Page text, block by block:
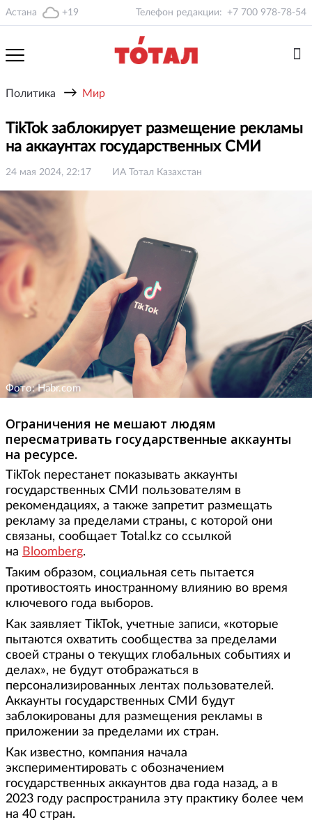
Астана +19 Телефон редакции: +7 700 978-78-54
Политика → Мир
TikTok заблокирует размещение рекламы
на аккаунтах государственных СМИ
24 мая 2024, 22:17 ИА Тотал Казахстан
Фото: Habr.com
Ограничения не мешают людям
пересматривать государственные аккаунты
на ресурсе.
TikTok перестанет показывать аккаунты
государственных СМИ пользователям в
рекомендациях, а также запретит размещать
рекламу за пределами страны, с которой они
связаны, сообщает Total.kz со ссылкой
на Bloomberg.
Таким образом, социальная сеть пытается
противостоять иностранному влиянию во время
ключевого года выборов.
Как заявляет TikTok, учетные записи, «которые
пытаются охватить сообщества за пределами
своей страны о текущих глобальных событиях и
делах», не будут отображаться в
персонализированных лентах пользователей.
Аккаунты государственных СМИ будут
заблокированы для размещения рекламы в
приложении за пределами их стран.
Как известно, компания начала
экспериментировать с обозначением
государственных аккаунтов два года назад, а в
2023 году распространила эту практику более чем
на 40 стран.